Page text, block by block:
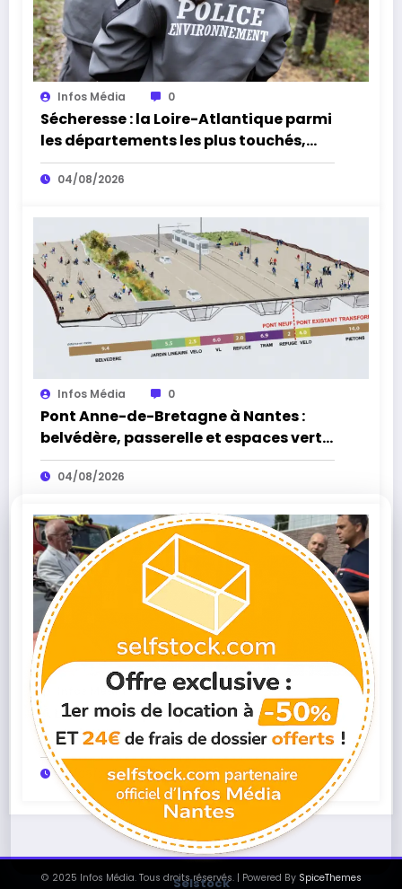
Infos Média 0
Sécheresse : la Loire-Atlantique parmi
les départements les plus touchés,
alerte l’Office français de la
biodiversité
04/08/2026
Infos Média 0
Pont Anne-de-Bretagne à Nantes :
belvédère, passerelle et espaces verts,
la réouverture approche
04/08/2026
Infos Média 0
À La Baule, le préfet salue les pompiers
et présente les moyens renforcés pour
protéger le littoral cet été
04/08/2026
© 2025 Infos Média. Tous droits réservés. | Powered By SpiceThemes
Selstock